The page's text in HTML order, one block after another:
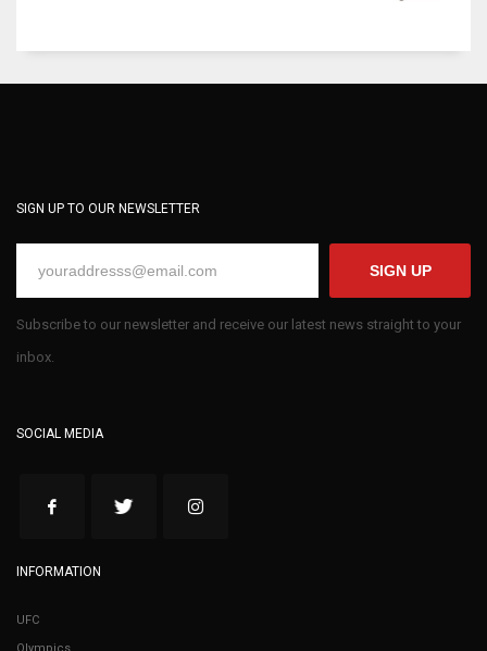
SIGN UP TO OUR NEWSLETTER
SIGN UP
Subscribe to our newsletter and receive our latest news straight to your
inbox.
SOCIAL MEDIA
INFORMATION
UFC